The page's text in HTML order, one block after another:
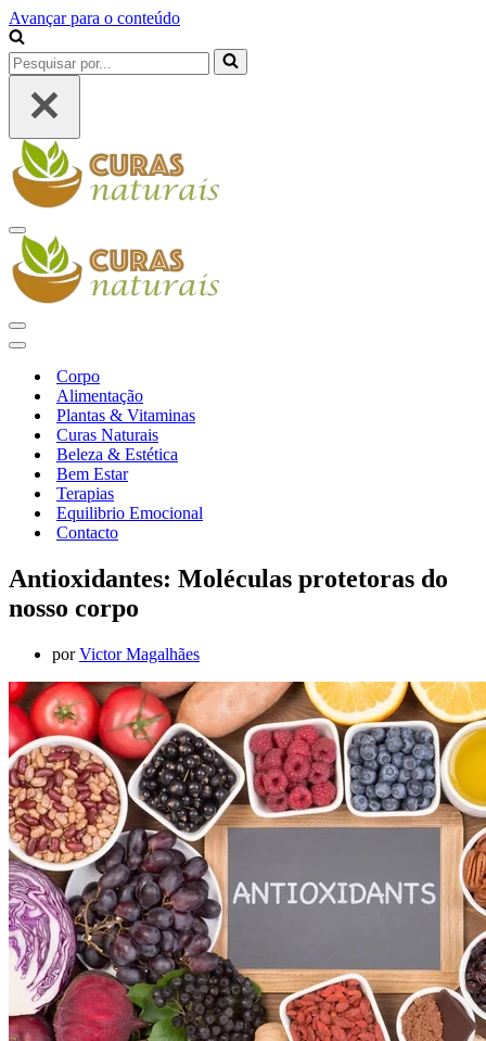
Avançar para o conteúdo
Pesquisar
por...
Menu
de
navegação
Menu
de
Menu
navegação
Corpo
Alimentação
Plantas & Vitaminas
Curas Naturais
Beleza & Estética
Bem Estar
Terapias
Equilibrio Emocional
Contacto
Antioxidantes: Moléculas protetoras do
nosso corpo
porVictor Magalhães